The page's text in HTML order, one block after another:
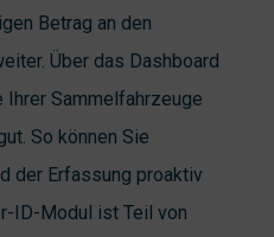
Betrag an den
Über das Dashboard
Ihrer Sammelfahrzeuge
So können Sie
der Erfassung proaktiv
ID-Modul ist Teil von